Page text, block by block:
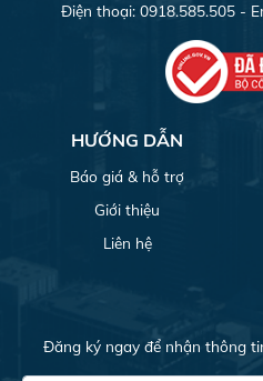
Điện thoại: 0918.585.505 -
HƯỚNG DẪN
Báo giá & hỗ trợ
Giới thiệu
Liên hệ
Đăng ký ngay để nhận thông